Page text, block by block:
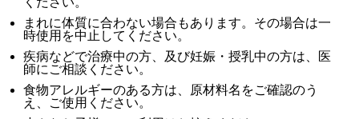
まれに体質に合わない場合もあります。その場合は一
時使用を中止してください。
疾病などで治療中の方、及び妊娠・授乳中の方は、医
師にご相談ください。
食物アレルギーのある方は、原材料名をご確認のう
え、ご使用ください。